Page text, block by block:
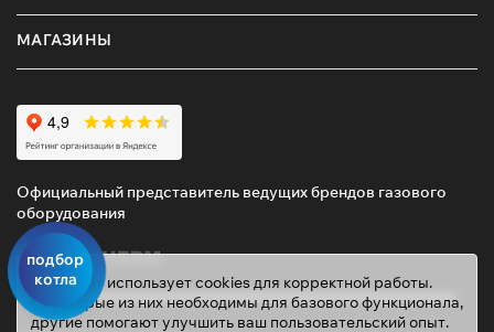
подбор
котла
МАГАЗИНЫ
Официальный представитель ведущих брендов газового
оборудования
Этот сайт использует cookies для корректной работы.
Некоторые из них необходимы для базового функционала,
другие помогают улучшить ваш пользовательский опыт.